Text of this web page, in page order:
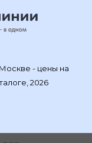
- цены на
2026